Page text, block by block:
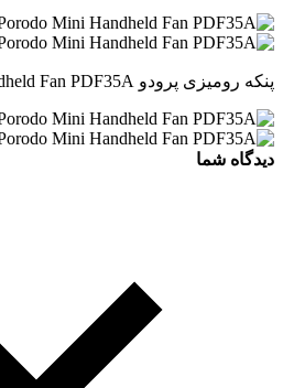
پنکه رومیزی پرودو Porodo Mini Handheld Fan PDF35A
دیدگاه شما